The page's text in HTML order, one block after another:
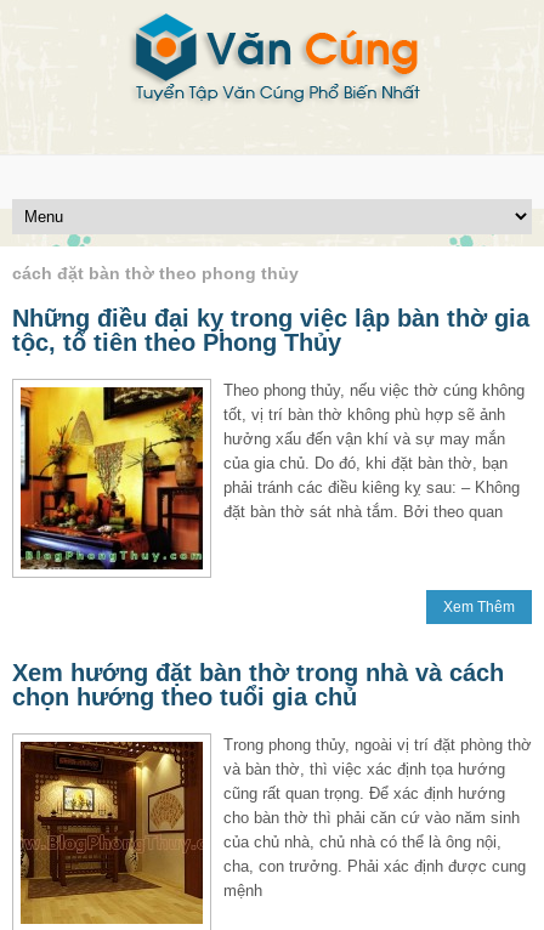
cách đặt bàn thờ theo phong thủy
Những điều đại kỵ trong việc lập bàn thờ gia
tộc, tổ tiên theo Phong Thủy
Theo phong thủy, nếu việc thờ cúng không
tốt, vị trí bàn thờ không phù hợp sẽ ảnh
hưởng xấu đến vận khí và sự may mắn
của gia chủ. Do đó, khi đặt bàn thờ, bạn
phải tránh các điều kiêng kỵ sau: – Không
đặt bàn thờ sát nhà tắm. Bởi theo quan
Xem Thêm
Xem hướng đặt bàn thờ trong nhà và cách
chọn hướng theo tuổi gia chủ
Trong phong thủy, ngoài vị trí đặt phòng thờ
và bàn thờ, thì việc xác định tọa hướng
cũng rất quan trọng. Để xác định hướng
cho bàn thờ thì phải căn cứ vào năm sinh
của chủ nhà, chủ nhà có thể là ông nội,
cha, con trưởng. Phải xác định được cung
mệnh